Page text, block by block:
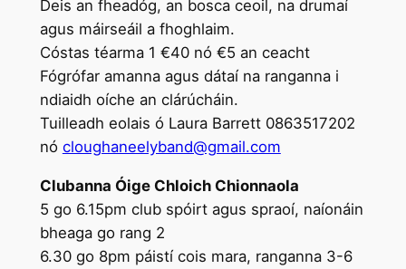
Deis an fheadóg, an bosca ceoil, na drumaí
agus máirseáil a fhoghlaim.
Cóstas téarma 1 €40 nó €5 an ceacht
Fógrófar amanna agus dátaí na ranganna i
ndiaidh oíche an clárúcháin.
Tuilleadh eolais ó Laura Barrett 0863517202
nó cloughaneelyband@gmail.com
Clubanna Óige Chloich Chionnaola
5 go 6.15pm club spóirt agus spraoí, naíonáin
bheaga go rang 2
6.30 go 8pm páistí cois mara, ranganna 3-6